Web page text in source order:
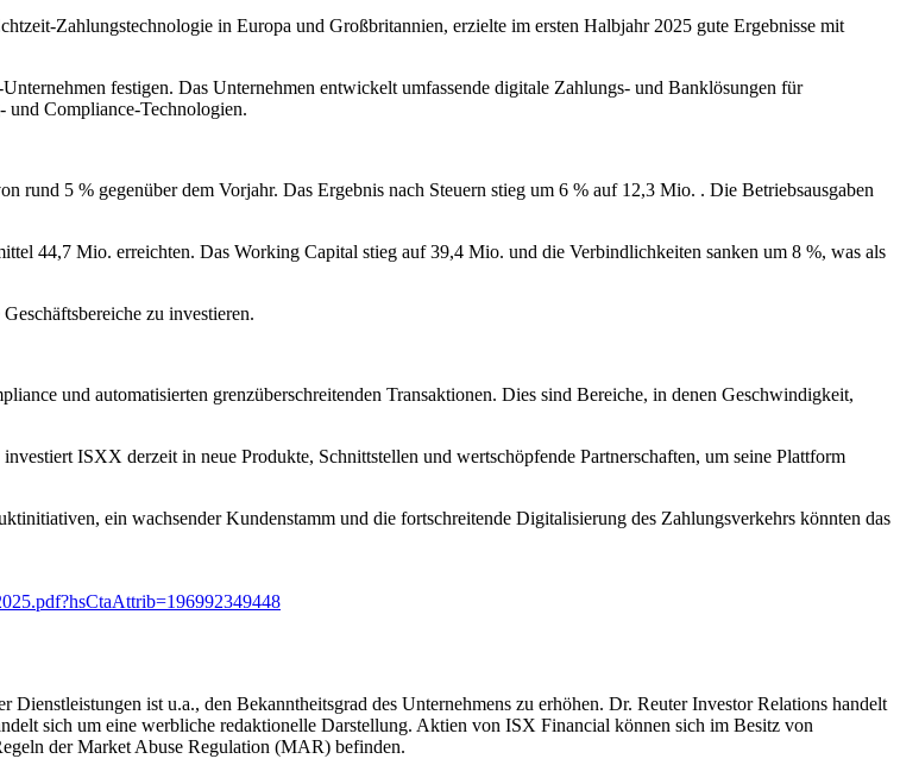
Zahlungstechnologie in Europa und Großbritannien, erzielte im ersten Halbjahr 2025 gute Ergebnisse mit
festigen. Das Unternehmen entwickelt umfassende digitale Zahlungs- und Banklösungen für
Compliance-Technologien.
5 % gegenüber dem Vorjahr. Das Ergebnis nach Steuern stieg um 6 % auf 12,3 Mio. . Die Betriebsausgaben
44,7 Mio. erreichten. Das Working Capital stieg auf 39,4 Mio. und die Verbindlichkeiten sanken um 8 %, was als
zu investieren.
und automatisierten grenzüberschreitenden Transaktionen. Dies sind Bereiche, in denen Geschwindigkeit,
ISXX derzeit in neue Produkte, Schnittstellen und wertschöpfende Partnerschaften, um seine Plattform
ein wachsender Kundenstamm und die fortschreitende Digitalisierung des Zahlungsverkehrs könnten das
ist u.a., den Bekanntheitsgrad des Unternehmens zu erhöhen. Dr. Reuter Investor Relations handelt
sich um eine werbliche redaktionelle Darstellung. Aktien von ISX Financial können sich im Besitz von
der Market Abuse Regulation (MAR) befinden.